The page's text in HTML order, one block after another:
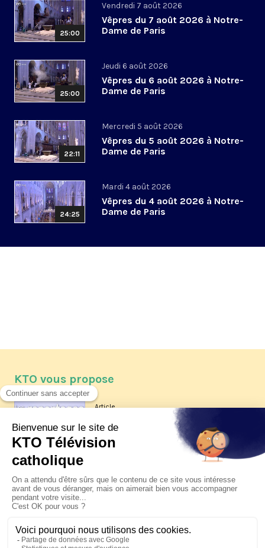
25:00
Vendredi 7 août 2026
Vêpres du 7 août 2026 à Notre-
Dame de Paris
25:00
Jeudi 6 août 2026
Vêpres du 6 août 2026 à Notre-
Dame de Paris
22:11
Mercredi 5 août 2026
Vêpres du 5 août 2026 à Notre-
Dame de Paris
24:25
Mardi 4 août 2026
Vêpres du 4 août 2026 à Notre-
Dame de Paris
KTO vous propose
Article
Les reportages d'été 2026 de KTO
La visite pastorale du pape Léon
XIV à Assise à suivre sur KTO le
jeudi 6 août
Le pape en Uruguay, Argentine et
Pérou du 6 au 17 novembre 2026